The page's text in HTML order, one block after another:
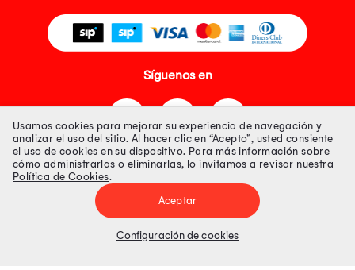
Síguenos en
Tienda 100% Segura
Tiendas Peruanas S.A. R.U.C. Nº 20493020618. Todos los derechos
Precios disponibles solo en www.oechsle.pe. Precios online publicados
Usamos cookies para mejorar su experiencia de navegación y
analizar el uso del sitio. Al hacer clic en “Acepto”, usted consiente
el uso de cookies en su dispositivo. Para más información sobre
cómo administrarlas o eliminarlas, lo invitamos a revisar nuestra
Política de Cookies.
Aceptar
Configuración de cookies